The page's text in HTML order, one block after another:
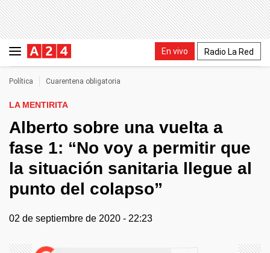
En vivo Radio La Red
Política Cuarentena obligatoria
LA MENTIRITA
Alberto sobre una vuelta a
fase 1: “No voy a permitir que
la situación sanitaria llegue al
punto del colapso”
02 de septiembre de 2020 - 22:23